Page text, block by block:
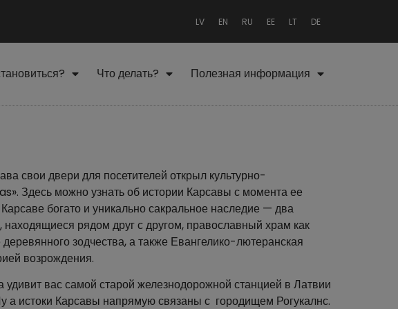
LV EN RU EE LT DE
Что делать? Полезная информация
свои двери для посетителей открыл культурно-
Здесь можно узнать об истории Карсавы с момента ее
богато и уникально сакральное наследие — два
находящиеся рядом друг с другом, православный храм как
зодчества,а также Евангелико-лютеранская
возрождения.
вас самой старой железнодорожной станцией в Латвии
а истоки Карсавы напрямую связаны с городищем Рогукалнс.